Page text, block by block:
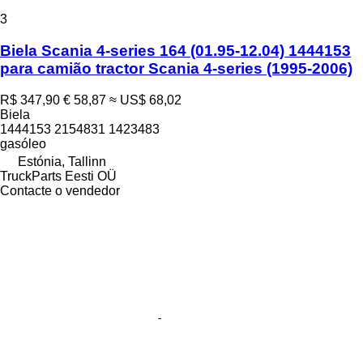
3
Biela Scania 4-series 164 (01.95-12.04) 1444153
para camião tractor Scania 4-series (1995-2006)
R$ 347,90 € 58,87 ≈ US$ 68,02
Biela
1444153 2154831 1423483
gasóleo
Estónia, Tallinn
TruckParts Eesti OÜ
Contacte o vendedor